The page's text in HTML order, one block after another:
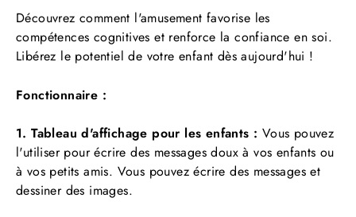
Découvrez comment l'amusement favorise les
compétences cognitives et renforce la confiance en soi.
Libérez le potentiel de votre enfant dès aujourd'hui !
Fonctionnaire :
1. Tableau d'affichage pour les enfants : Vous pouvez
l'utiliser pour écrire des messages doux à vos enfants ou
à vos petits amis. Vous pouvez écrire des messages et
dessiner des images.